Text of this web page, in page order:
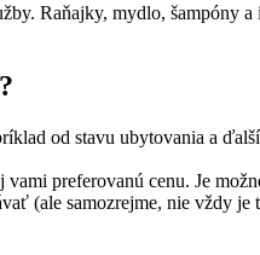
Raňajky, mydlo, šampóny
od stavu ubytovania a
preferovanú cenu. Je
(ale samozrejme, nie vždy je